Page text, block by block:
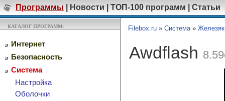
Программы Новости ТОП-100 программ Статьи
КАТАЛОГ ПРОГРАММ:
Интернет
Безопасность
Система
Настройка
Оболочки
Filebox.ru » Система»
Awdflash